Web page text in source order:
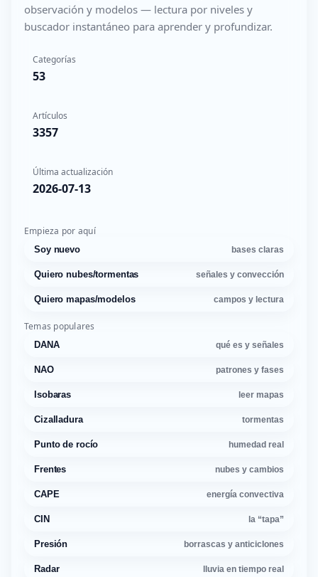
observación y modelos — lectura por niveles y
buscador instantáneo para aprender y profundizar.
Categorías
53
Artículos
3357
Última actualización
2026-07-13
Empieza por aquí
Soy nuevo bases claras
Quiero nubes/tormentas señales y convección
Quiero mapas/modelos campos y lectura
Temas populares
DANA qué es y señales
NAO patrones y fases
Isobaras leer mapas
Cizalladura tormentas
Punto de rocío humedad real
Frentes nubes y cambios
CAPE energía convectiva
CIN la “tapa”
Presión borrascas y anticiclones
Radar lluvia en tiempo real